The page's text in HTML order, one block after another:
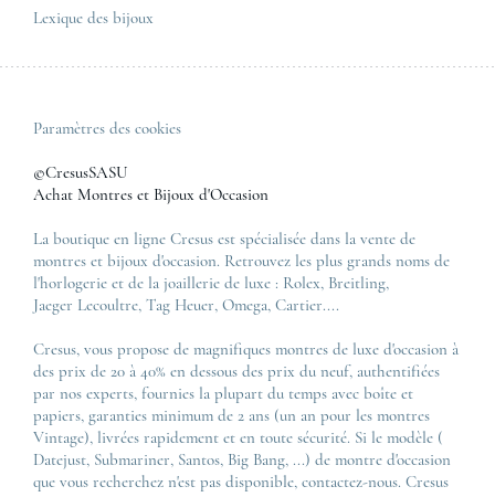
Lexique des bijoux
Paramètres des cookies
©CresusSASU
Achat Montres et Bijoux d'Occasion
La boutique en ligne Cresus est spécialisée dans la vente de
montres et bijoux d'occasion. Retrouvez les plus grands noms de
l'horlogerie et de la joaillerie de luxe : Rolex, Breitling,
Jaeger Lecoultre, Tag Heuer, Omega, Cartier....
Cresus, vous propose de magnifiques montres de luxe d'occasion à
des prix de 20 à 40% en dessous des prix du neuf, authentifiées
par nos experts, fournies la plupart du temps avec boîte et
papiers, garanties minimum de 2 ans (un an pour les montres
Vintage), livrées rapidement et en toute sécurité. Si le modèle (
Datejust, Submariner, Santos, Big Bang, ...) de montre d'occasion
que vous recherchez n'est pas disponible, contactez-nous. Cresus